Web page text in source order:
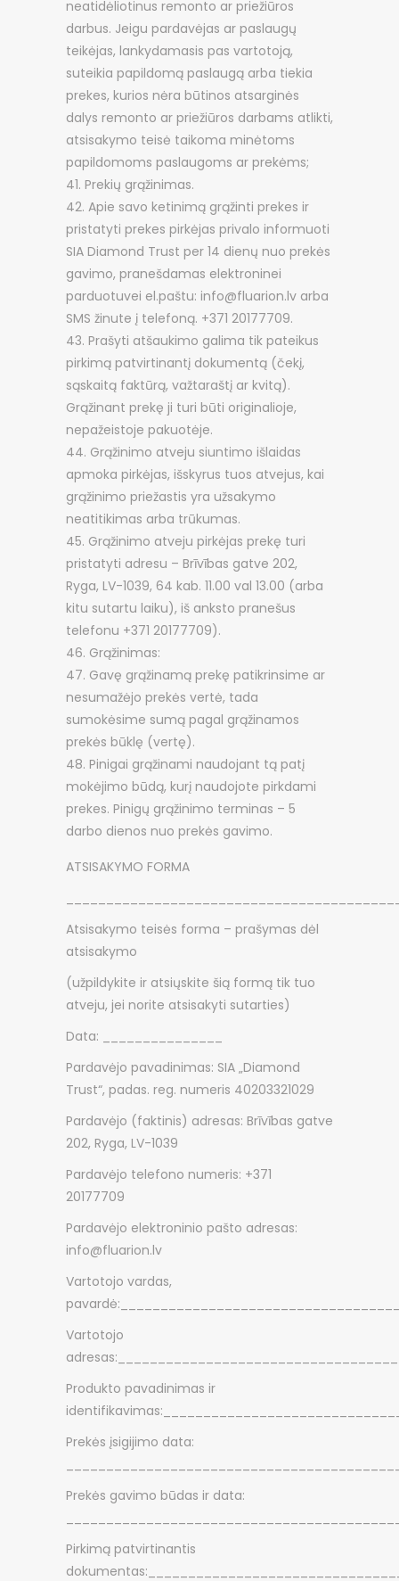
neatidėliotinus remonto ar priežiūros
darbus. Jeigu pardavėjas ar paslaugų
teikėjas, lankydamasis pas vartotoją,
suteikia papildomą paslaugą arba tiekia
prekes, kurios nėra būtinos atsarginės
dalys remonto ar priežiūros darbams atlikti,
atsisakymo teisė taikoma minėtoms
papildomoms paslaugoms ar prekėms;
Prekių grąžinimas.
Apie savo ketinimą grąžinti prekes ir
pristatyti prekes pirkėjas privalo informuoti
SIA Diamond Trust per 14 dienų nuo prekės
gavimo, pranešdamas elektroninei
parduotuvei el.paštu: info@fluarion.lv arba
SMS žinute į telefoną. +371 20177709.
Prašyti atšaukimo galima tik pateikus
pirkimą patvirtinantį dokumentą (čekį,
sąskaitą faktūrą, važtaraštį ar kvitą).
Grąžinant prekę ji turi būti originalioje,
nepažeistoje pakuotėje.
Grąžinimo atveju siuntimo išlaidas
apmoka pirkėjas, išskyrus tuos atvejus, kai
grąžinimo priežastis yra užsakymo
neatitikimas arba trūkumas.
Grąžinimo atveju pirkėjas prekę turi
pristatyti adresu – Brīvības gatve 202,
Ryga, LV-1039, 64 kab. 11.00 val 13.00 (arba
kitu sutartu laiku), iš anksto pranešus
telefonu +371 20177709).
Grąžinimas:
Gavę grąžinamą prekę patikrinsime ar
nesumažėjo prekės vertė, tada
sumokėsime sumą pagal grąžinamos
prekės būklę (vertę).
Pinigai grąžinami naudojant tą patį
mokėjimo būdą, kurį naudojote pirkdami
prekes. Pinigų grąžinimo terminas – 5
darbo dienos nuo prekės gavimo.
ATSISAKYMO FORMA
Atsisakymo teisės forma – prašymas dėl
atsisakymo
(užpildykite ir atsiųskite šią formą tik tuo
atveju, jei norite atsisakyti sutarties)
Data: _______________
Pardavėjo pavadinimas: SIA „Diamond
Trust“, padas. reg. numeris 40203321029
Pardavėjo (faktinis) adresas: Brīvības gatve
202, Ryga, LV-1039
Pardavėjo telefono numeris: +371
20177709
Pardavėjo elektroninio pašto adresas:
info@fluarion.lv
Vartotojo vardas,
Vartotojo
Produkto pavadinimas ir
Prekės įsigijimo data:
Prekės gavimo būdas ir data:
Pirkimą patvirtinantis